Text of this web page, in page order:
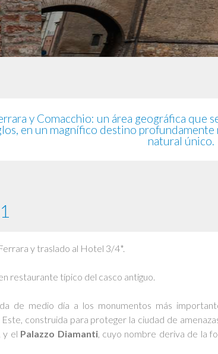
y Comacchio: un área geográfica que
en un magnífico destino
natural único.
y traslado al Hotel 3/4*.
restaurante típico del casco antiguo.
de medio día a los monumentos más
construida para proteger la ciudad de
y el Palazzo Diamanti, cuyo nombre deriva de la